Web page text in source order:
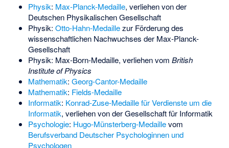
Physik: Max-Planck-Medaille, verliehen von der
Deutschen Physikalischen Gesellschaft
Physik: Otto-Hahn-Medaillezur Förderung des
wissenschaftlichen Nachwuchses der Max-Planck-
Gesellschaft
Physik: Max-Born-Medaille, verliehen vom British
Institute of Physics
Mathematik: Georg-Cantor-Medaille
Mathematik: Fields-Medaille
Informatik: Konrad-Zuse-Medaille für Verdienste um die
Informatik, verliehen von der Gesellschaft für Informatik
Psychologie: Hugo-Münsterberg-Medaillevom
Berufsverband Deutscher Psychologinnen und
Psychologen